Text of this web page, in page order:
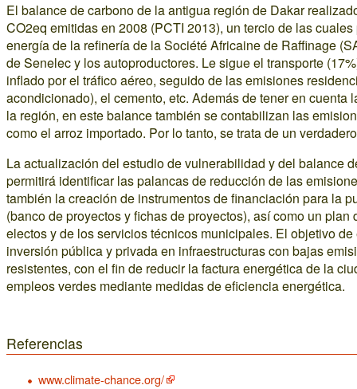
El balance de carbono de la antigua región de Dakar
CO2eq emitidas en 2008 (PCTI 2013), un tercio de las
energía de la refinería de la Société Africaine de Raffinage
de Senelec y los autoproductores. Le sigue el transporte
inflado por el tráfico aéreo, seguido de las emisiones
acondicionado), el cemento, etc. Además de tener en cuenta
la región, en este balance también se contabilizan las
como el arroz importado. Por lo tanto, se trata de un
La actualización del estudio de vulnerabilidad y del balance
permitirá identificar las palancas de reducción de las
también la creación de instrumentos de financiación para la
(banco de proyectos y fichas de proyectos), así como un plan
electos y de los servicios técnicos municipales. El objetivo
inversión pública y privada en infraestructuras con bajas
resistentes, con el fin de reducir la factura energética de la
empleos verdes mediante medidas de eficiencia energética.
Referencias
www.climate-chance.org/